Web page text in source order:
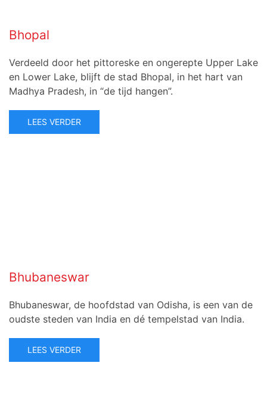
Bhopal
Verdeeld door het pittoreske en ongerepte Upper Lake
en Lower Lake, blijft de stad Bhopal, in het hart van
Madhya Pradesh, in “de tijd hangen”.
LEES VERDER
Bhubaneswar
Bhubaneswar, de hoofdstad van Odisha, is een van de
oudste steden van India en dé tempelstad van India.
LEES VERDER